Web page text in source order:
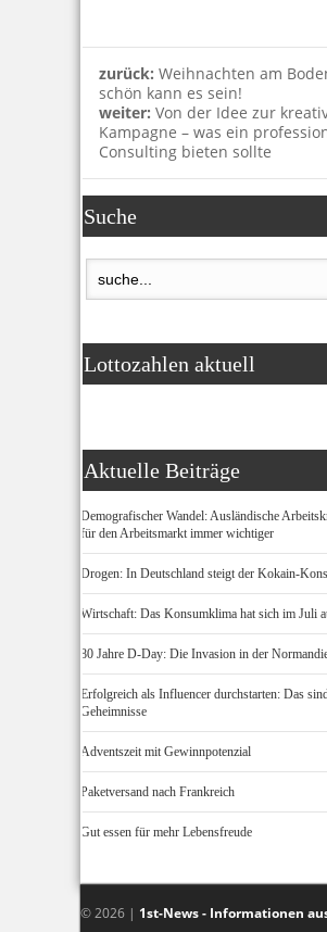
zurück: Weihnachten am
schön kann es sein!
weiter: Von der Idee zur
Kampagne – was ein
Consulting bieten sollte
Suche
Lottozahlen aktuell
Aktuelle Beiträge
Demografischer Wandel: Ausländische
für den Arbeitsmarkt immer wichtiger
Drogen: In Deutschland steigt der Kokain-
Wirtschaft: Das Konsumklima hat sich im Juli
80 Jahre D-Day: Die Invasion in der
Erfolgreich als Influencer durchstarten: Das
Geheimnisse
Adventszeit mit Gewinnpotenzial
Paketversand nach Frankreich
Gut essen für mehr Lebensfreude
© 2026 | 1st-News - Informationen